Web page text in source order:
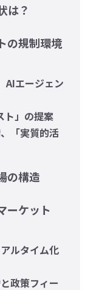
は？
の規制環境
AIエージェン
ト」の提案
「実質的活
の構造
ーケット
ルタイム化
政策フィー